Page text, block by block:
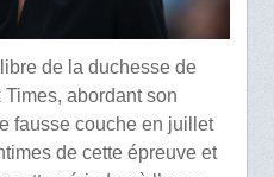
de la duchesse de
abordant son
fausse couche en juillet
de cette épreuve et